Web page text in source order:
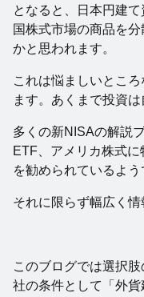
となると、日本円建
国株式市場の商品を
かと思われます。
これは悩ましいとこ
ます。あくまで投資
多くの新NISAの解説
ETF、アメリカ株式
を勧められているよう
それに限らず幅広く情
このブログでは選択
社の条件として「外